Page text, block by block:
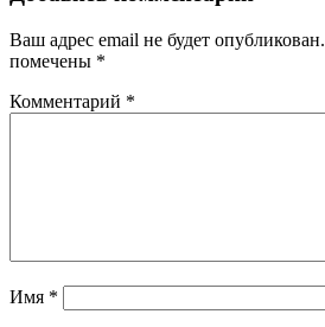
Ваш адрес email не будет опубликован.
помечены *
Комментарий *
Имя *